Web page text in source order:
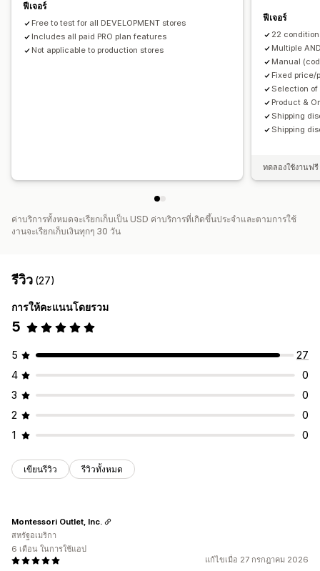
ฟีเจอร์
Free to test for all DEVELOPMENT stores
Includes all paid PRO plan features
Not applicable to production stores
ฟีเจอร์
22
Multiple
Manual
Fixed price/
Selection of
Product &
Shipping
Shipping
ทดลองใช้งานฟ
ค่าบริการทั้งหมดจะเรียกเก็บเป็น USD ค่าบริการที่เกิดขึ้นประจำและตามการใช้
งานจะเรียกเก็บเงินทุกๆ 30 วัน
รีวิว (27)
การให้คะแนนโดยรวม
5
5
27
4
0
3
0
2
0
1
0
เขียนรีวิว รีวิวทั้งหมด
แก้ไขเมื่อ 27 กรกฎาคม 2026
Montessori Outlet, Inc.
สหรัฐอเมริกา
6 เดือน ในการใช้แอป